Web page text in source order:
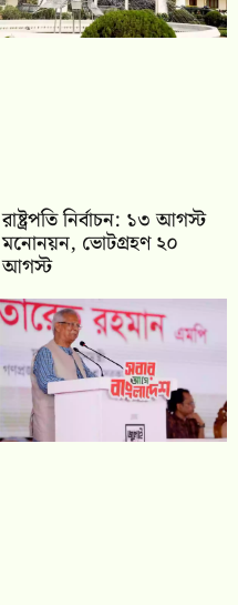
রাষ্ট্রপতি নির্বাচন: ১৩ আগস্ট
মনোনয়ন, ভোটগ্রহণ ২০
আগস্ট